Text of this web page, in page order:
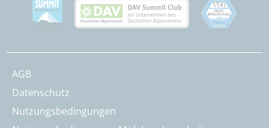
AGB
Datenschutz
Nutzungsbedingungen